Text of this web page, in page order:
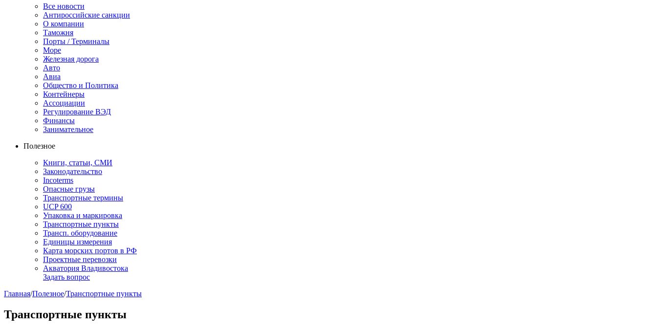
Все новости
Антироссийские санкции
О компании
Таможня
Порты / Терминалы
Море
Железная дорога
Авто
Авиа
Общество и Политика
Контейнеры
Ассоциации
Регулирование ВЭД
Финансы
Занимательное
Полезное
Книги, статьи, СМИ
Законодательство
Incoterms
Опасные грузы
Транспортные термины
UCP 600
Упаковка и маркировка
Транспортные пункты
Трансп. оборудование
Единицы измерения
Карта морских портов в РФ
Проектные перевозки
Акватория Владивостока
Задать вопрос
Главная/Полезное/Транспортные пункты
Транспортные пункты